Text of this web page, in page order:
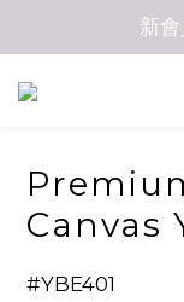
新
Canvas
#YBE401